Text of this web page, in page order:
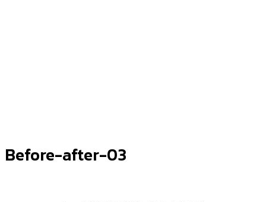
Before-after-03